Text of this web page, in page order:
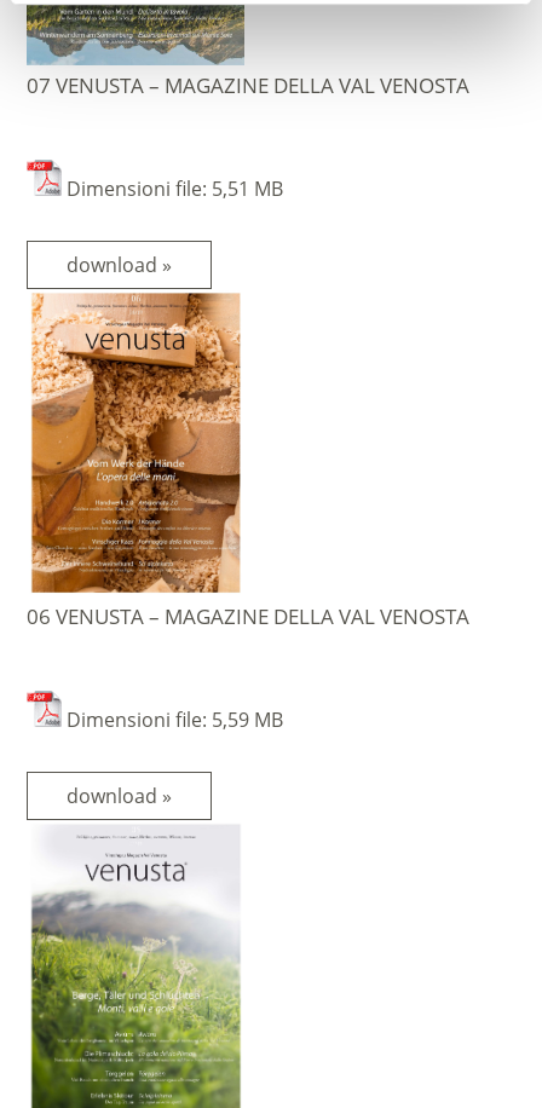
07 VENUSTA – MAGAZINE DELLA VAL VENOSTA
Dimensioni file: 5,51 MB
download »
06 VENUSTA – MAGAZINE DELLA VAL VENOSTA
Dimensioni file: 5,59 MB
download »